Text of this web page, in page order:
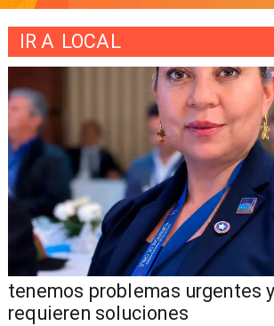
IR A LOCAL
tenemos problemas urgentes
requieren soluciones